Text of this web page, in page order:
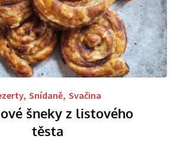
, Snídaně, Svačina
šneky z listového
těsta